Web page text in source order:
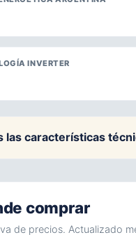
INVERTER
las características
comprar
de precios. Actualizado